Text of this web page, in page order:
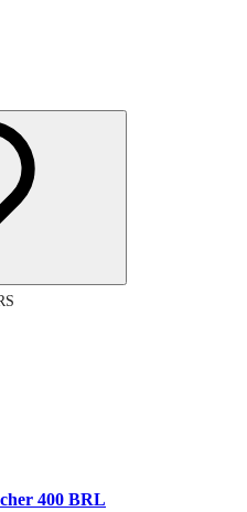
400 BRL